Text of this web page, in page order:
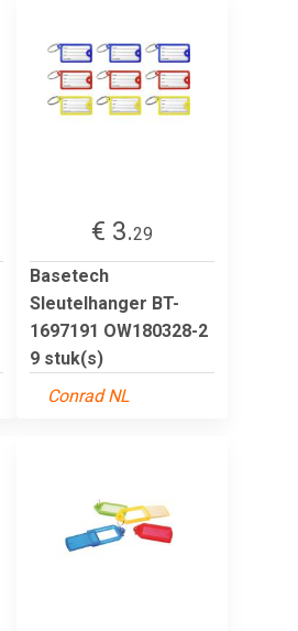
€ 3.29
Basetech
Sleutelhanger BT-
1697191 OW180328-2
9 stuk(s)
Conrad NL